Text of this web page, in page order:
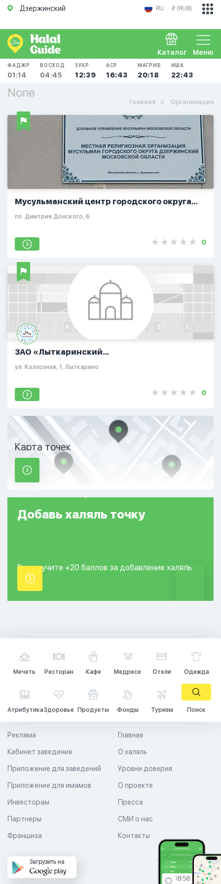
Дзержинский RU ₽ (RUB)
Меню
Каталог
ФАДЖР
01:14
ВОСХОД
04:45
ЗУХР
12:39
АСР
16:43
МАГРИБ
20:18
ИША
22:43
None
Главная Организация
Мусульманский центр городского округа
Дзержинский
пл. Дмитрия Донского, 6
0
ЗАО «Лыткаринский
мясоперерабатывающий завод»
ул. Колхозная, 1, Лыткарино
0
Карта точек
Добавь халяль точку
Вы получите +20 баллов за добавление халяль
точки.
Мечеть Ресторан Кафе Медресе Отели Одежда
АтрибутикаЗдоровье Продукты Фонды Туризм Поиск
Главная
О халяль
Уровни доверия
Реклама
Кабинет заведения
Приложение для заведений
Приложение для имамов О проекте
Пресса
СМИ о нас
Контакты
Инвесторам
Партнеры
Франшиза
Загрузить на